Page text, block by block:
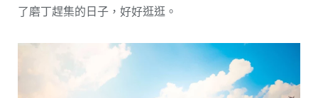
了磨丁趕集的日子，好好逛逛。